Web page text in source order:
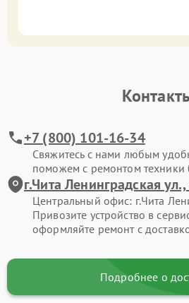
+7 (800) 101-16-34
Свяжитесь с нами любым
поможем с ремонтом техники
г.Чита Ленинградская
Центральный офис: г.Чита
Привозите устройство в
оформляйте ремонт с
Подробнее о